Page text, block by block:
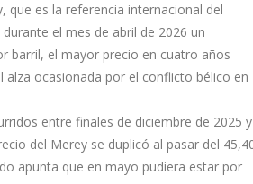
que es la referencia internacional del
el mes de abril de 2026 un
barril, el mayor precio en cuatro años
alza ocasionada por el conflicto bélico en
entre finales de diciembre de 2025 y
del Merey se duplicó al pasar del
apunta que en mayo pudiera estar por